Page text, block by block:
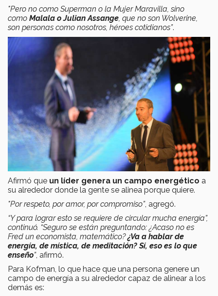
"Pero no como Superman o la Mujer Maravilla, sino
como Malala o Julian Assange , que no son Wolverine,
son personas como nosotros, héroes cotidianos”.
Afirmó que un líder genera un campo energético a
su alrededor donde la gente se alinea porque quiere.
"Por respeto, por amor, por compromiso”, agregó.
“Y para lograr esto se requiere de circular mucha energía”,
continuó. “Seguro se están preguntando: ¿Acaso no es
Fred un economista, matemático?¿Va a hablar de
energía, de mística, de meditación? Sí, eso es lo que
enseño”, afirmó.
Para Kofman, lo que hace que una persona genere un
campo de energía a su alrededor capaz de alinear a los
demás es: